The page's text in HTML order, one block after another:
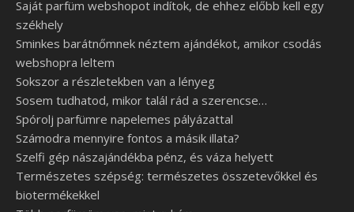
Saját parfüm webshopot indítok, de ehhez előbb kell egy
székhely
Sminkes barátnőmnek néztem ajándékot, amikor csodás
webshopra leltem
Sokszor a részletekben van a lényeg
Sosem tudhatod, mikor talál rád a szerencse…
Spórolj parfümre napelemes pályázattal
Számodra mennyire fontos a másik illata?
Szelfi gép nászajándékba pénz, és váza helyett
Természetes szépség: természetes összetevőkkel és
biotermékekkel